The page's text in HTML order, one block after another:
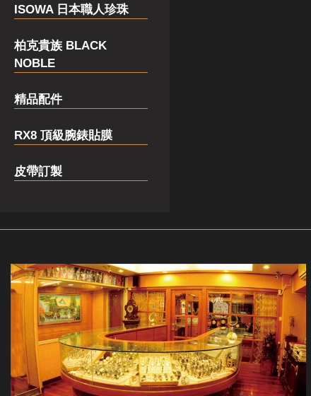
ISOWA 日本職人珍珠
柏克貴族 BLACK
NOBLE
精品配件
RX8 頂級腕錶貼膜
皮帶訂製